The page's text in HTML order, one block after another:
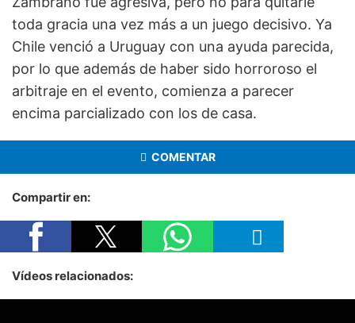
toda gracia una vez más a un juego decisivo. Ya
Chile venció a Uruguay con una ayuda parecida,
por lo que además de haber sido horroroso el
arbitraje en el evento, comienza a parecer
encima parcializado con los de casa.
COMENTAR
Compartir en:
Vídeos relacionados: